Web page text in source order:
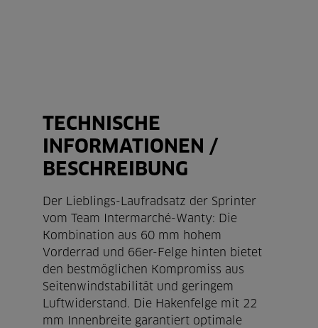
TECHNISCHE
INFORMATIONEN /
BESCHREIBUNG
Der Lieblings-Laufradsatz der Sprinter
vom Team Intermarché-Wanty: Die
Kombination aus 60 mm hohem
Vorderrad und 66er-Felge hinten bietet
den bestmöglichen Kompromiss aus
Seitenwindstabilität und geringem
Luftwiderstand. Die Hakenfelge mit 22
mm Innenbreite garantiert optimale